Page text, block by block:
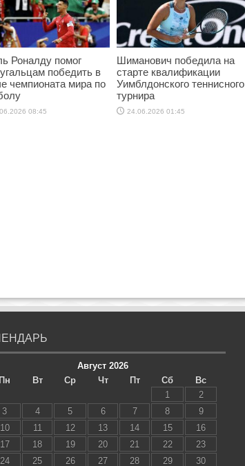
Роналду помог
победить в
чемпионата мира по
08:45
Шиманович победила на
старте квалификации
Уимблдонского теннисного
турнира
24.06.2026 01:45
Август 2026
Пн
Вт Ср Чт Пт Сб
Вс
1
2
3
4 5 6 7 8
9
10
11 12 13 14 15
16
17
18 19 20 21 22
23
24
25 26 27 28 29 30